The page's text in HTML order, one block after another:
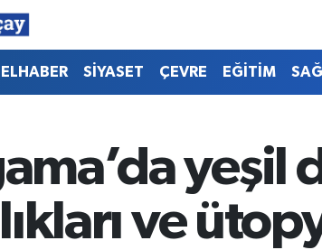
SİYASET ÇEVRE EĞİTİM
ve